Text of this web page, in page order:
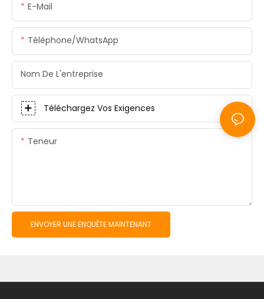
E-Mail
Téléphone/WhatsApp
Nom De L'entreprise
Téléchargez Vos Exigences
Teneur
ENVOYER UNE ENQUÊTE MAINTENANT